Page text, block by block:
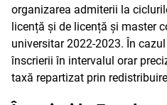
organizarea admiterii la
licență și de licență și master
universitar 2022-2023. În
înscrierii în intervalul orar
taxă repartizat prin